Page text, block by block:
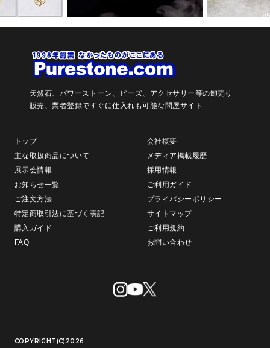
天然石、パワーストーン、ビーズ、アクセサリー等の卸売り
販売、業者登録ですぐに仕入れも可能な問屋サイト
トップ
会社概要
主な取扱商品について
メディア掲載履歴
展示会情報
採用情報
お知らせ一覧
ご利用ガイド
ご注文方法
プライバシーポリシー
特定商取引法に基づく表記
サイトマップ
購入ガイド
ご利用規約
FAQ
お問い合わせ
COPYRIGHT(C)2026